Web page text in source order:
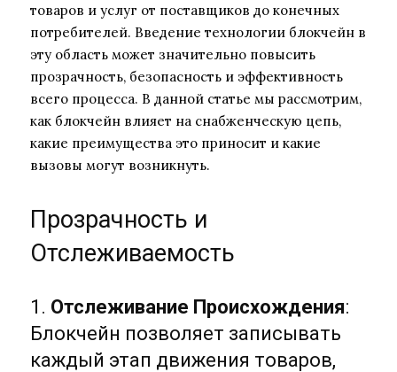
товаров и услуг от поставщиков до конечных
потребителей. Введение технологии блокчейн в
эту область может значительно повысить
прозрачность, безопасность и эффективность
всего процесса. В данной статье мы рассмотрим,
как блокчейн влияет на снабженческую цепь,
какие преимущества это приносит и какие
вызовы могут возникнуть.
Прозрачность и
Отслеживаемость
1. Отслеживание Происхождения:
Блокчейн позволяет записывать
каждый этап движения товаров,